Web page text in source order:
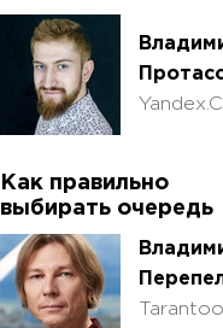
Как правильно
выбирать очередь